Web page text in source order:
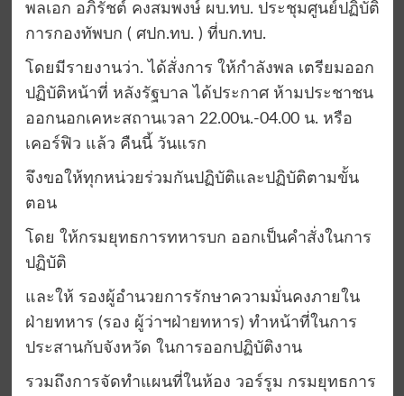
พลเอก อภิรัชต์ คงสมพงษ์ ผบ.ทบ. ประชุมศูนย์ปฏิบัติ
การกองทัพบก ( ศปก.ทบ. ) ที่บก.ทบ.
โดยมีรายงานว่า. ได้สั่งการ ให้กำลังพล เตรียมออก
ปฏิบัติหน้าที่ หลังรัฐบาล ได้ประกาศ ห้ามประชาชน
ออกนอกเคหะสถานเวลา 22.00น.-04.00 น. หรือ
เคอร์ฟิว แล้ว คืนนี้ วันแรก
จึงขอให้ทุกหน่วยร่วมกันปฏิบัติและปฏิบัติตามขั้น
ตอน
โดย ให้กรมยุทธการทหารบก ออกเป็นคำสั่งในการ
ปฏิบัติ
และให้ รองผู้อำนวยการรักษาความมั่นคงภายใน
ฝ่ายทหาร (รอง ผู้ว่าฯฝ่ายทหาร) ทำหน้าที่ในการ
ประสานกับจังหวัด ในการออกปฏิบัติงาน
รวมถึงการจัดทำแผนที่ในห้อง วอร์รูม กรมยุทธการ